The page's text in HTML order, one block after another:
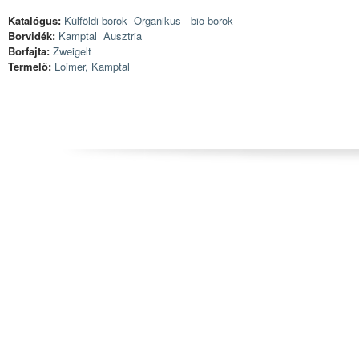
Katalógus: Külföldi borok Organikus - bio borok
Borvidék: Kamptal Ausztria
Borfajta: Zweigelt
Termelő: Loimer, Kamptal